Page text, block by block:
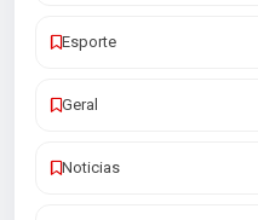
Esporte
Geral
Noticias